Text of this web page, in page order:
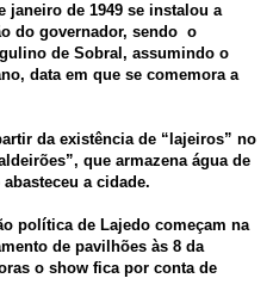
janeiro de 1949 se instalou a
do governador, sendo o
de Sobral, assumindo o
data em que se comemora a
da existência de “lajeiros” no
que armazena água de
a cidade.
política de Lajedo começam na
de pavilhões às 8 da
o show fica por conta de